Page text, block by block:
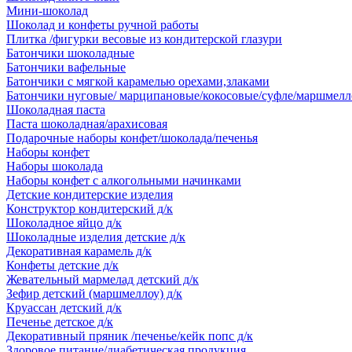
Мини-шоколад
Шоколад и конфеты ручной работы
Плитка /фигурки весовые из кондитерской глазури
Батончики шоколадные
Батончики вафельные
Батончики с мягкой карамелью орехами,злаками
Батончики нуговые/ марципановые/кокосовые/суфле/
Шоколадная паста
Паста шоколадная/арахисовая
Подарочные наборы конфет/шоколада/печенья
Наборы конфет
Наборы шоколада
Наборы конфет с алкогольными начинками
Детские кондитерские изделия
Конструктор кондитерский д/к
Шоколадное яйцо д/к
Шоколадные изделия детские д/к
Декоративная карамель д/к
Конфеты детские д/к
Жевательный мармелад детский д/к
Зефир детский (маршмеллоу) д/к
Круассан детский д/к
Печенье детское д/к
Декоративный пряник /печенье/кейк попс д/к